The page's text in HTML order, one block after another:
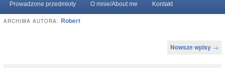
Prowadzone przedmioty O mnie/About me Kontakt
ARCHIWA AUTORA: Robert
Nowsze wpisy →